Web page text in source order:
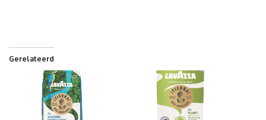
Gerelateerd